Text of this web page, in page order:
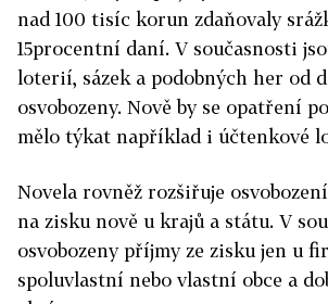
nad 100 tisíc korun zdaňovaly
15procentní daní. V současnosti
loterií, sázek a podobných her od
osvobozeny. Nově by se opatření
mělo týkat například i účtenkové
Novela rovněž rozšiřuje
na zisku nově u krajů a státu. V
osvobozeny příjmy ze zisku jen u
spoluvlastní nebo vlastní obce a